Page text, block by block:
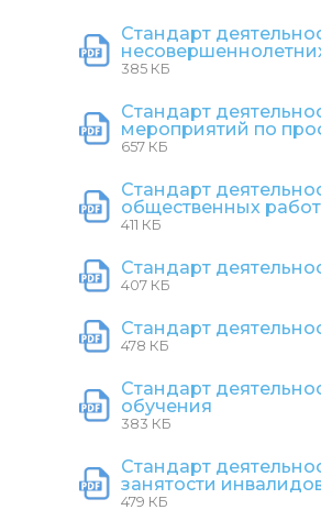
Стандарт
385 КБ
Стандарт
мероприятий по
657 КБ
Стандарт
общественных работ
411 КБ
Стандарт
407 КБ
Стандарт
478 КБ
Стандарт
обучения
383 КБ
Стандарт
занятости
479 КБ